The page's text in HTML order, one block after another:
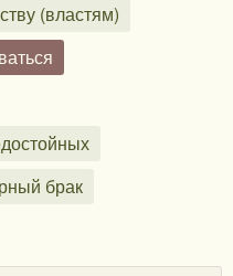
(властям)
брак